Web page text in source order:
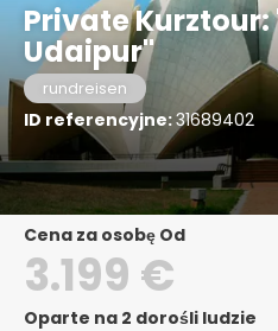
Private Kurztour:
Udaipur"
rundreisen
ID referencyjne:31689402
Cena za osobę Od
3.199 €
Oparte na 2 dorośli ludzie